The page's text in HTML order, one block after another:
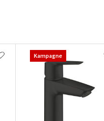
Kampagne